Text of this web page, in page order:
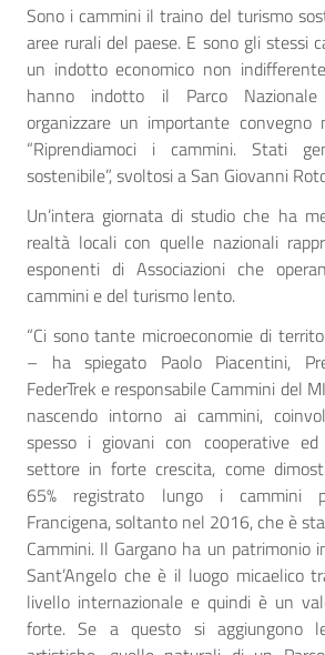
Sono i cammini il traino del turismo
aree rurali del paese. E sono gli stessi
un indotto economico non
hanno indotto il Parco
organizzare un importante
“Riprendiamoci i cammini. Stati
sostenibile”, svoltosi a San Giovanni
Un’intera giornata di studio che ha
realtà locali con quelle nazionali
esponenti di Associazioni che
cammini e del turismo lento.
“Ci sono tante microeconomie di
– ha spiegato Paolo Piacentini,
FederTrek e responsabile Cammini del
nascendo intorno ai cammini,
spesso i giovani con cooperative ed
settore in forte crescita, come
65% registrato lungo i cammini
Francigena, soltanto nel 2016, che è
Cammini. Il Gargano ha un patrimonio
Sant’Angelo che è il luogo micaelico
livello internazionale e quindi è un
forte. Se a questo si aggiungono